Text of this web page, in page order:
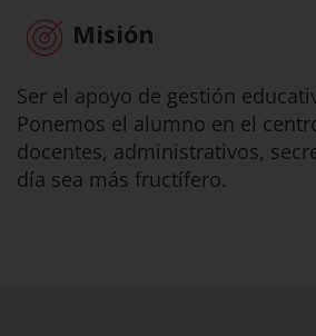
Misión
Ser el apoyo de gestión
Ponemos el alumno en el
docentes, administrativos,
día sea más fructífero.